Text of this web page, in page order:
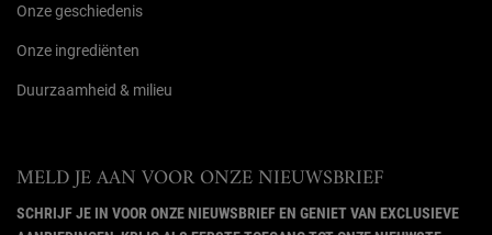
Onze geschiedenis
Onze ingrediënten
Duurzaamheid & milieu
MELD JE AAN VOOR ONZE NIEUWSBRIEF
SCHRIJF JE IN VOOR ONZE NIEUWSBRIEF EN GENIET VAN EXCLUSIEVE